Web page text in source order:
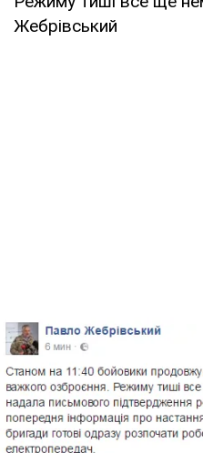
Жебрівський